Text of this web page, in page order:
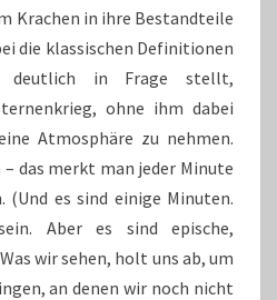
Krachen in ihre Bestandteile
die klassischen Definitionen
in Frage stellt,
ohne ihm dabei
Atmosphäre zu nehmen.
das merkt man jeder Minute
(Und es sind einige Minuten.
Aber es sind epische,
wir sehen, holt uns ab, um
an denen wir noch nicht